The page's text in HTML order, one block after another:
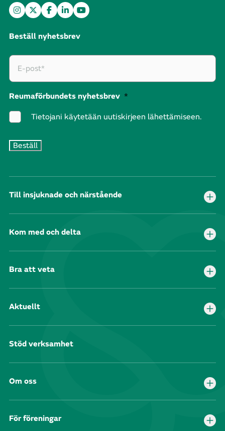
Beställ nyhetsbrev
Reumaförbundets nyhetsbrev *
Tietojani käytetään uutiskirjeen lähettämiseen.
Till insjuknade och närstående
Kom med och delta
Bra att veta
Aktuellt
Stöd verksamhet
Om oss
För föreningar